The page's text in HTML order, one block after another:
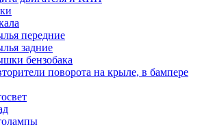
передние
задние
бензобака
поворота на крыле, в бампере